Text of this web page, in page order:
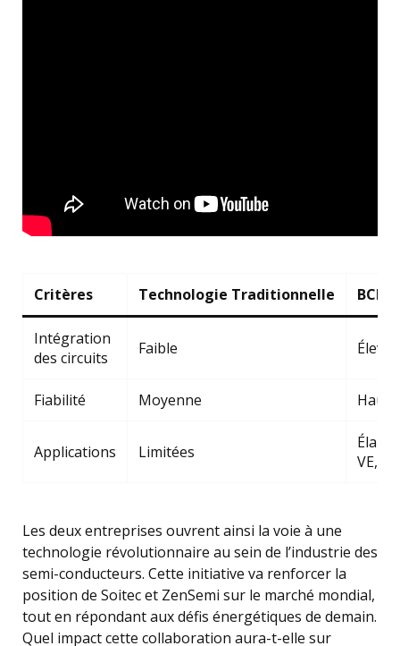
Critères Technologie Traditionnelle BCD-
Intégration
des circuits
Faible Élevée
Fiabilité Moyenne Haute
Applications Limitées
VE,
Les deux entreprises ouvrent ainsi la voie à une
technologie révolutionnaire au sein de l’industrie des
semi-conducteurs. Cette initiative va renforcer la
position de Soitec et ZenSemi sur le marché mondial,
tout en répondant aux défis énergétiques de demain.
Quel impact cette collaboration aura-t-elle sur